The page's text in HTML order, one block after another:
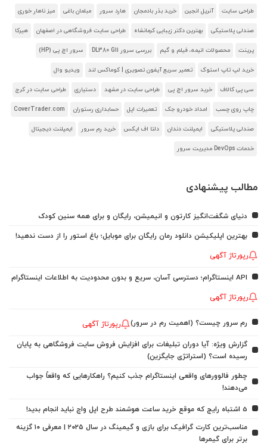
طراحی سایت آنریل انجین خرید بذر بادمجان هارد سرور مبلمان باغی میز ناهار خوری
صندلی پلاستیکی بهترین دکتر زیبایی کرمانشاه طراحی سایت فروشگاهی در اصفهان هیرکا
پرینت محصولات انیمه، فیلم و گیم بررسی سرور DL380 G11 سرور اچ پی (HP)
خرید لپ تاپ استوک تعمیر سریع آیفون تصویری | کوماکس لند ویدیو وال
سی پی کالاف خرید سرور اچ پی طراحی سایت در مشهد دستیاری طراحی سایت در کرج
چاپ روی چسب امداد خودرو جک تعمیرات اپل حسابداری رستوران CoverTrader.com
صندلی پلاستیکی ایمپلنت دندان دلتا اف ایکس خرید رم سرور ایمپلنت دیجیتال
خدمات DevOps مدیریت سرور
مطالب پیشنهادی
دنیای شگفت‌انگیز کارتون و انیمیشن، رایگان و برای همه سنین کودک
بهترین اپلیکیشن دانلود رمان رایگان برای موبایل؛ باغ استور را از دست ندهید!
رپورتاژ آگهی
API اینستاگرام؛ دسترسی آسان، سریع و بدون محدودیت به اطلاعات اینستاگرام
رپورتاژ آگهی
رم سرور چیست؟ (اهمیت رم در سرور) رپورتاژ آگهی
گزارش ویژه: آیا دوران تبلیغات برای افزایش فروش سایت فروشگاهی به پایان
رسیده است؟ (استراتژی جایگزین)
چطور فالوورهای واقعی اینستاگرام جذب کنیم؟ راهکارهایی که واقعاً جواب
می‌دهند!
5 اشتباه رایج که موقع خرید ساعت هوشمند طرح اپل واچ نباید انجام بدید!
مناسب‌ترین کارت گرافیک برای بازی و گیمینگ در سال ۲۰۲۵ | معرفی ۱۰ گزینه
برتر برای گیمرها